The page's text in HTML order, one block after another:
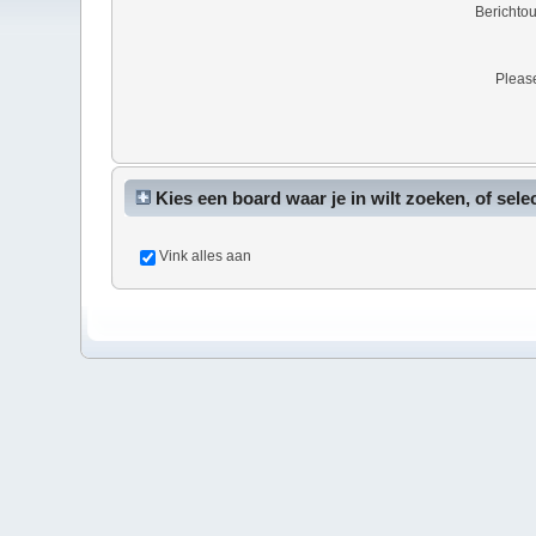
Kies een board waar je in wilt zoeken, of
Vink alles aan